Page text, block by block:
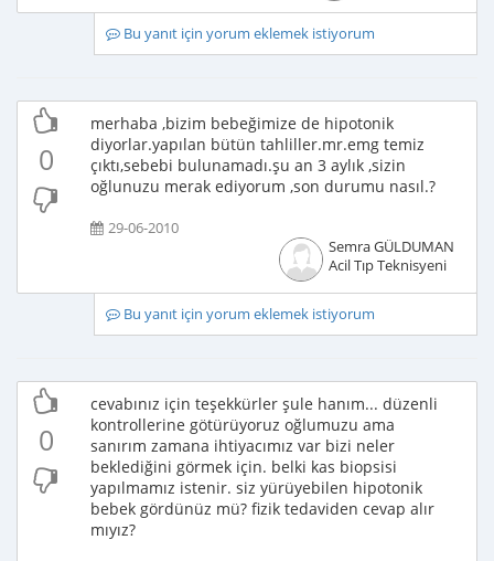
Bu yanıt için yorum eklemek istiyorum
0
merhaba ,bizim bebeğimize de hipotonik
diyorlar.yapılan bütün tahliller.mr.emg temiz
çıktı,sebebi bulunamadı.şu an 3 aylık ,sizin
oğlunuzu merak ediyorum ,son durumu nasıl.?
29-06-2010
Semra GÜLDUMAN
Acil Tıp Teknisyeni
Bu yanıt için yorum eklemek istiyorum
0
cevabınız için teşekkürler şule hanım... düzenli
kontrollerine götürüyoruz oğlumuzu ama
sanırım zamana ihtiyacımız var bizi neler
beklediğini görmek için. belki kas biopsisi
yapılmamız istenir. siz yürüyebilen hipotonik
bebek gördünüz mü? fizik tedaviden cevap alır
mıyız?